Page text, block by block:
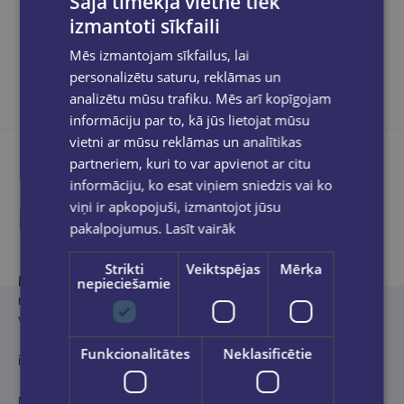
Dalies sociālajos tīklos:
Produkta apraksts
Migels Bonfuā (Miguel Bonnefoy, 1986)
ir godalgots franču
rakstnieks. Romāns “Jaguāra sapnis”, beletrizēts autora
vecvecāku, Antonio un Anas Marijas, un mātes dzīvesstāsts,
ir saņēmis Franču akadēmijas un Feminabalvu (2024).
izmantoti sīkfaili
Mēs izmantojam sīkfailus, lai
personalizētu saturu, reklāmas un
analizētu mūsu trafiku. Mēs arī kopīgojam
informāciju par to, kā jūs lietojat mūsu
vietni ar mūsu reklāmas un analītikas
partneriem, kuri to var apvienot ar citu
informāciju, ko esat viņiem sniedzis vai ko
viņi ir apkopojuši, izmantojot jūsu
pakalpojumus. Lasīt vairāk
Strikti
nepieciešamie
Veiktspējas Mērķa
Funkcionalitātes Neklasificētie